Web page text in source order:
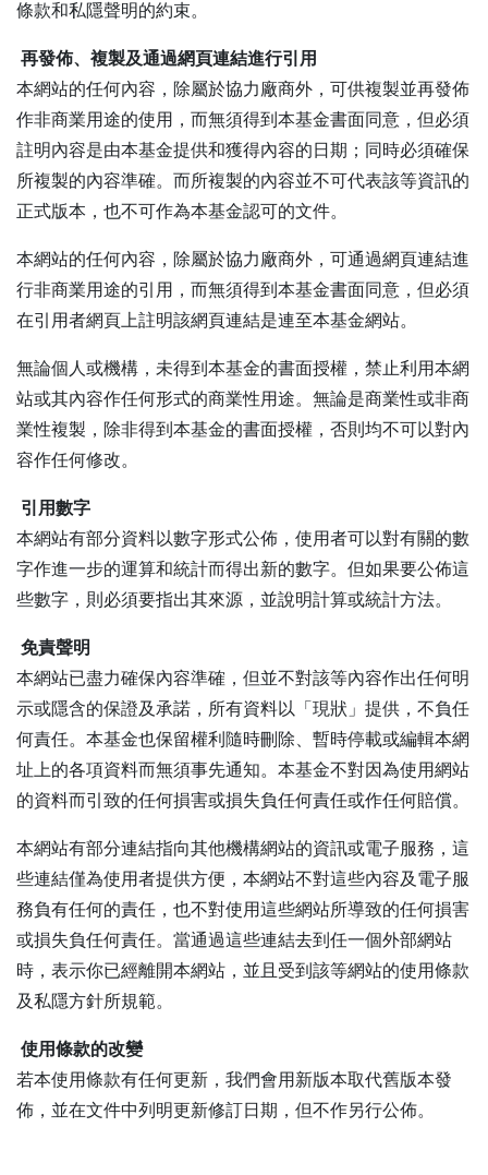
條款和私隱聲明的約束。
再發佈、複製及通過網頁連結進行引用
本網站的任何內容，除屬於協力廠商外，可供複製並再發佈
作非商業用途的使用，而無須得到本基金書面同意，但必須
註明內容是由本基金提供和獲得內容的日期；同時必須確保
所複製的內容準確。而所複製的內容並不可代表該等資訊的
正式版本，也不可作為本基金認可的文件。
本網站的任何內容，除屬於協力廠商外，可通過網頁連結進
行非商業用途的引用，而無須得到本基金書面同意，但必須
在引用者網頁上註明該網頁連結是連至本基金網站。
無論個人或機構，未得到本基金的書面授權，禁止利用本網
站或其內容作任何形式的商業性用途。無論是商業性或非商
業性複製，除非得到本基金的書面授權，否則均不可以對內
容作任何修改。
引用數字
本網站有部分資料以數字形式公佈，使用者可以對有關的數
字作進一步的運算和統計而得出新的數字。但如果要公佈這
些數字，則必須要指出其來源，並說明計算或統計方法。
免責聲明
本網站已盡力確保內容準確，但並不對該等內容作出任何明
示或隱含的保證及承諾，所有資料以「現狀」提供，不負任
何責任。本基金也保留權利隨時刪除、暫時停載或編輯本網
址上的各項資料而無須事先通知。本基金不對因為使用網站
的資料而引致的任何損害或損失負任何責任或作任何賠償。
本網站有部分連結指向其他機構網站的資訊或電子服務，這
些連結僅為使用者提供方便，本網站不對這些內容及電子服
務負有任何的責任，也不對使用這些網站所導致的任何損害
或損失負任何責任。當通過這些連結去到任一個外部網站
時，表示你已經離開本網站，並且受到該等網站的使用條款
及私隱方針所規範。
使用條款的改變
若本使用條款有任何更新，我們會用新版本取代舊版本發
佈，並在文件中列明更新修訂日期，但不作另行公佈。